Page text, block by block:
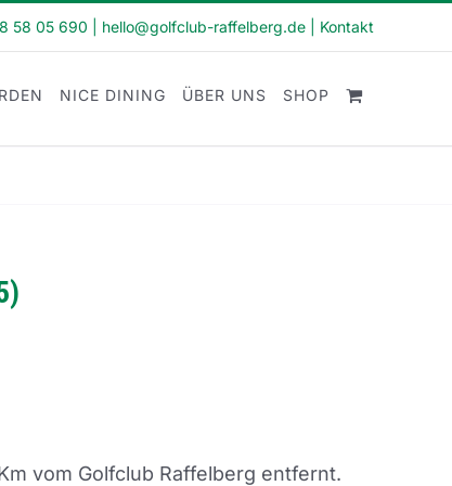
58 05 690 hello@golfclub-raffelberg.de Kontakt
NICE DINING ÜBER UNS SHOP
vom Golfclub Raffelberg entfernt.